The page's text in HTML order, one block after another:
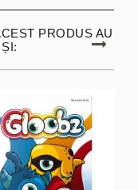
PRODUS AU